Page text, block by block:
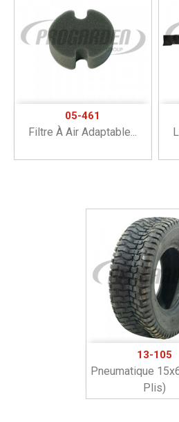
05-461
Filtre À Air Adaptable...
13-105
Pneumatique
Plis)